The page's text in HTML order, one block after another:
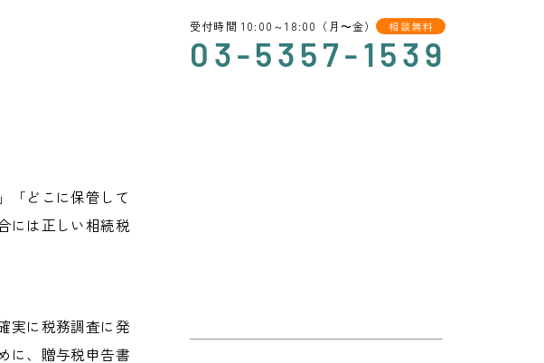
「どこに保管して
には正しい相続税
実に税務調査に発
に、贈与税申告書
受付時間 10:00～18:00（月〜金） 相談無料
03-5357-1539